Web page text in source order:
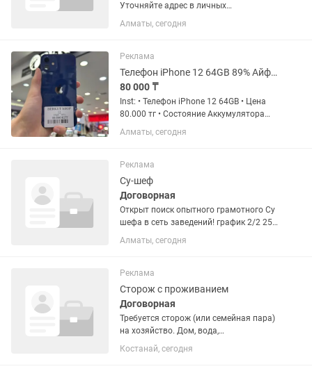
Уточняйте адрес в личных
сообщениях. Мы предлагаем:
🔺Заработок от 20 до 50 тысяч тенге в
для развозки заказов с...
Алматы, сегодня
Реклама
Телефон iPhone 12 64GB 89% Айфон 12 64ГБ 89%
80 000 ₸
Inst: • Телефон iPhone 12 64GB • Цена
80.000 тг • Состояние Аккумулятора
89% • Комплект: Шнур зарядка, коробка
• Состояние телефона 10/10 • Гарантия
стекло в...
Алматы, сегодня
Реклама
Су-шеф
Договорная
Открыт поиск опытного грамотного Су
шефа в сеть заведений! график 2/2 25
000 тг за смену. С 8:30 до 22:00
Направление кухни: Европа Опыт
большой сети...
Алматы, сегодня
Реклама
Сторож с проживанием
Договорная
Требуется сторож (или семейная пара)
на хозяйство. Дом, вода,
электричество, дрова есть без оплаты.
Есть мобильная связь. Обязанности
Костанай, сегодня